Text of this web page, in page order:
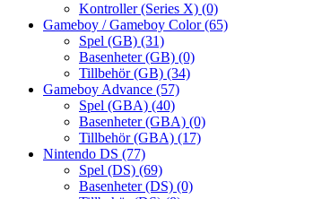
Kontroller (Series X) (0)
Gameboy / Gameboy Color(65)
Spel (GB) (31)
Basenheter (GB) (0)
Tillbehör (GB) (34)
Gameboy Advance (57)
Spel (GBA) (40)
Basenheter (GBA) (0)
Tillbehör (GBA) (17)
Nintendo DS (77)
Spel (DS) (69)
Basenheter (DS) (0)